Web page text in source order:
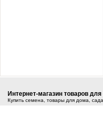
Интернет-магазин товаров
Купить семена, товары для дома,